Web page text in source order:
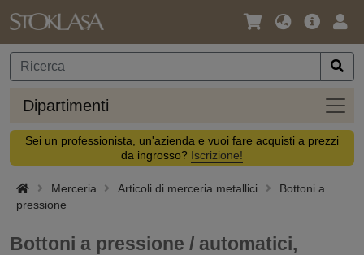
Lingua
Valuta
Offerta
Dipartimenti
Sei un professionista, un'azienda e vuoi fare acquisti a prezzi
da ingrosso? Iscrizione!
Merceria Articoli di merceria metallici
Bottoni a
pressione
Bottoni a pressione / automatici,